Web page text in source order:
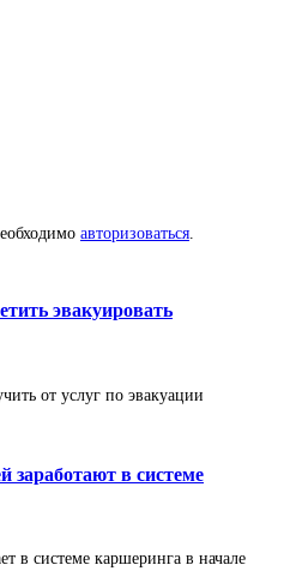
авторизоваться
эвакуировать
от услуг по эвакуации
заработают в системе
в системе каршеринга в начале